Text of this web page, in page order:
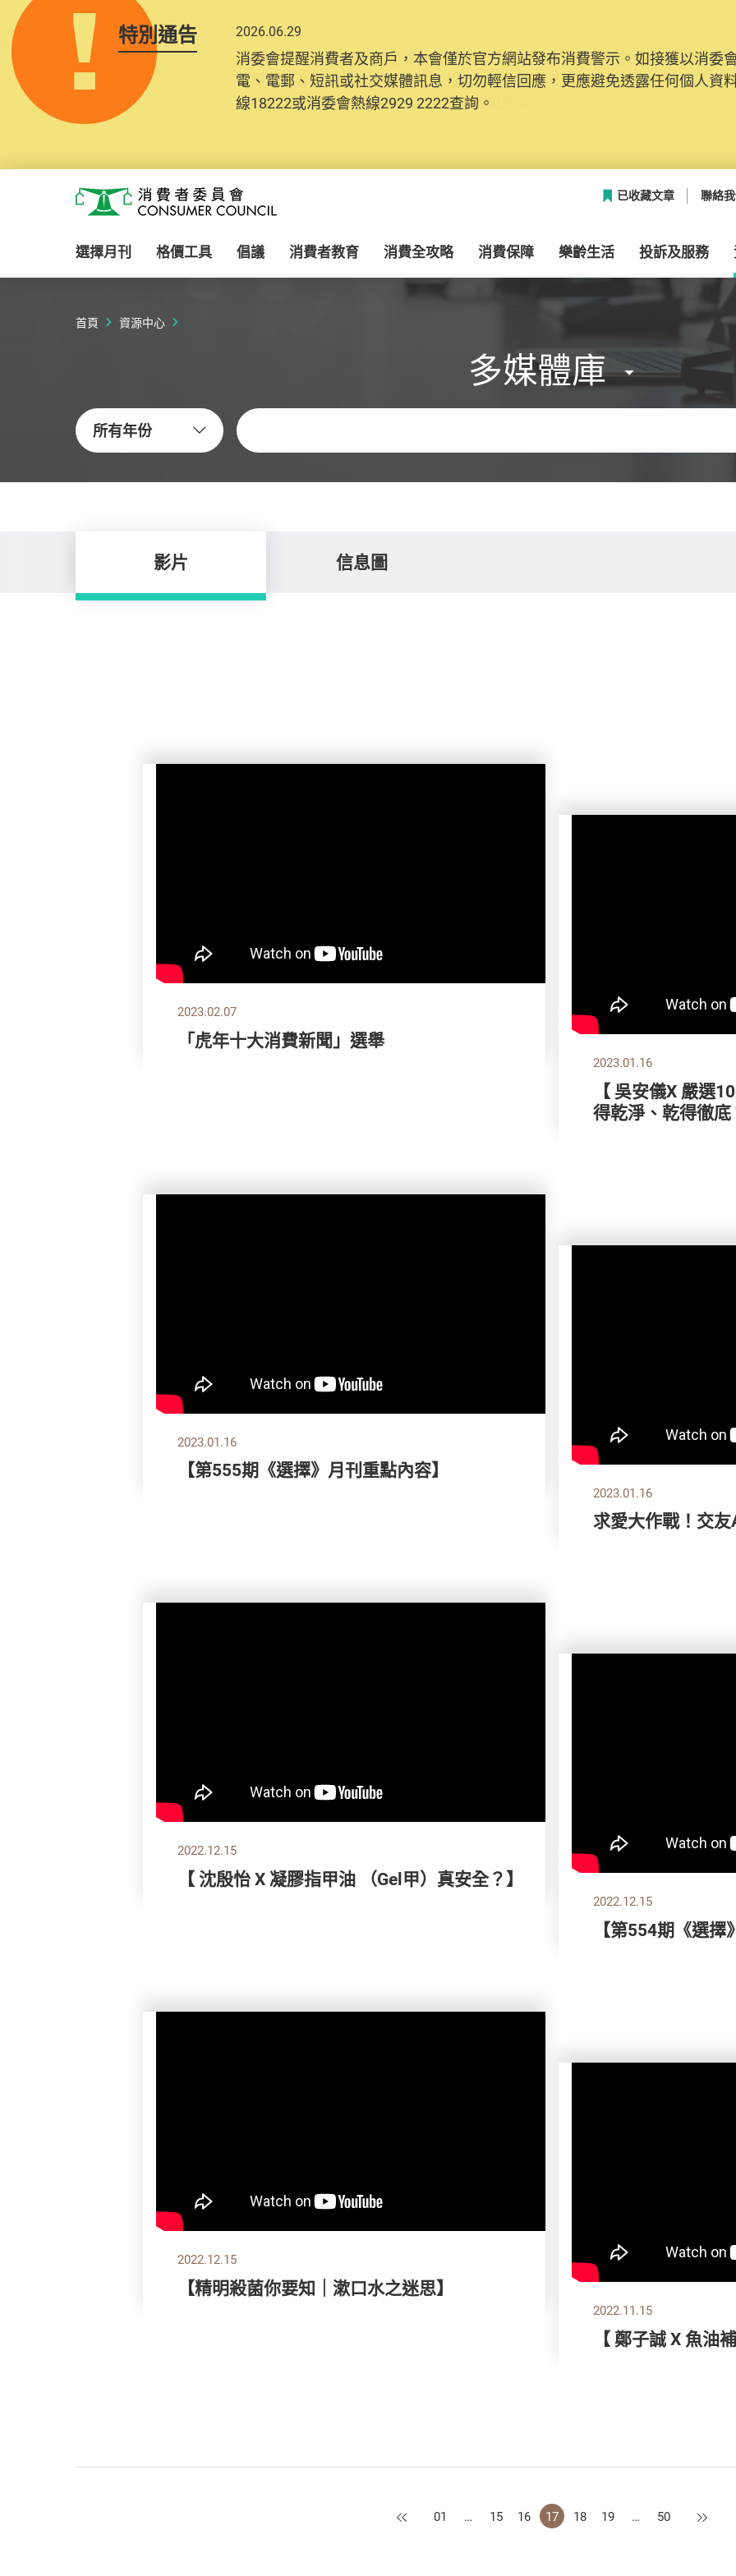
特別通告 2026.06.29
消委會提醒消費者及商戶，本會僅於官方網站發布消費警示。如接獲以消委
電、電郵、短訊或社交媒體訊息，切勿輕信回應，更應避免透露任何個人資
線18222或消委會熱線2929 2222查詢。
2025.10.31
為提升使用者體驗及網絡安全，本會的投訴處理系統已經進行升級及推出
消費者需要提供基本聯絡資料（包括姓名、電郵及電話）註冊帳戶，才可提
紀錄將清晰整合於帳戶中，方便日後作出跟進。
消費者委員會
已收藏文章 聯絡
選擇月刊 格價工具 倡議 消費者教育 消費全攻略 消費保障 樂齡生活 投訴及服務
首頁 資源中心
多媒體庫
所有年份
關鍵字
影片 信息圖
2023.02.07
「虎年十大消費新聞」選舉
2023.01.16
【 吳安儀X 嚴選
得乾淨、乾得徹底
2023.01.16
【第555期《選擇》月刊重點內容】
2023.01.16
求愛大作戰！交
2022.12.15
【 沈殷怡 X 凝膠指甲油 （Gel甲）真安全？】
2022.12.15
【第554期《選
2022.12.15
【精明殺菌你要知｜漱口水之迷思】
2022.11.15
【 鄭子誠 X 魚油
上一頁
01 … 15 16 17 18 19 … 50 下一頁